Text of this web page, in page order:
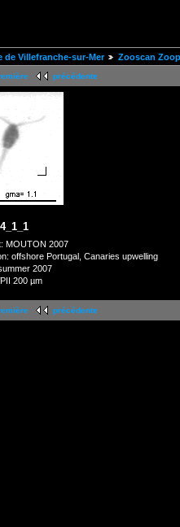
de Villefranche-sur-Mer Zooscan
précédente
MOUTON 2007
offshore Portugal, Canaries upwelling
2007
200 µm
précédente